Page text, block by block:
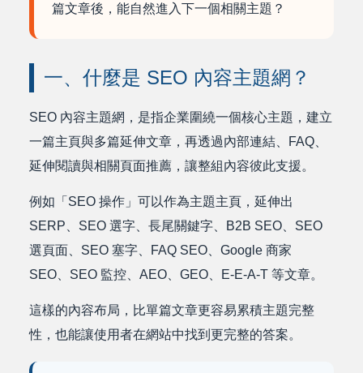
篇文章後，能自然進入下一個相關主題？
一、什麼是 SEO 內容主題網？
SEO 內容主題網，是指企業圍繞一個核心主題，建立
一篇主頁與多篇延伸文章，再透過內部連結、FAQ、
延伸閱讀與相關頁面推薦，讓整組內容彼此支援。
例如「SEO 操作」可以作為主題主頁，延伸出
SERP、SEO 選字、長尾關鍵字、B2B SEO、SEO
選頁面、SEO 塞字、FAQ SEO、Google 商家
SEO、SEO 監控、AEO、GEO、E-E-A-T 等文章。
這樣的內容布局，比單篇文章更容易累積主題完整
性，也能讓使用者在網站中找到更完整的答案。